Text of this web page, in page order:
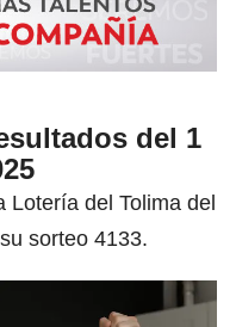
del 1
Lotería del Tolima del
sorteo 4133.